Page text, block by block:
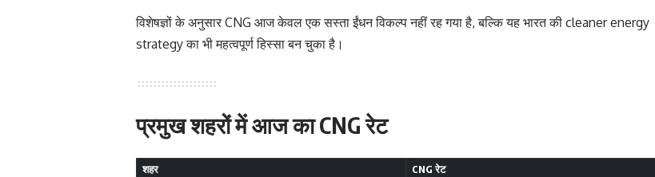
विशेषज्ञों के अनुसार CNG आज केवल एक सस्ता ईंधन विकल्प नहीं रह गया है, बल्कि यह भारत की cleaner energy
strategy का भी महत्वपूर्ण हिस्सा बन चुका है।
प्रमुख शहरों में आज का CNG रेट
शहर CNG रेट